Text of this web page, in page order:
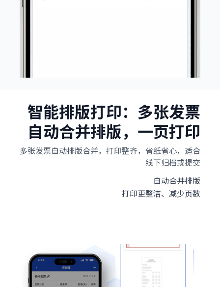
智能排版打印：多张发票
自动合并排版，一页打印
多张发票自动排版合并，打印整齐，省纸省心，适合
线下归档或提交
自动合并排版
打印更整洁、减少页数